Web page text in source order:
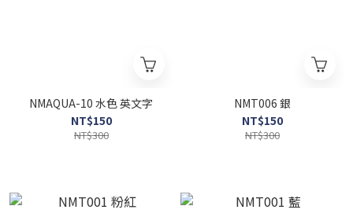
NMAQUA-10 水色 英文字
NT$150
NT$300
NMT006 銀
NT$150
NT$300